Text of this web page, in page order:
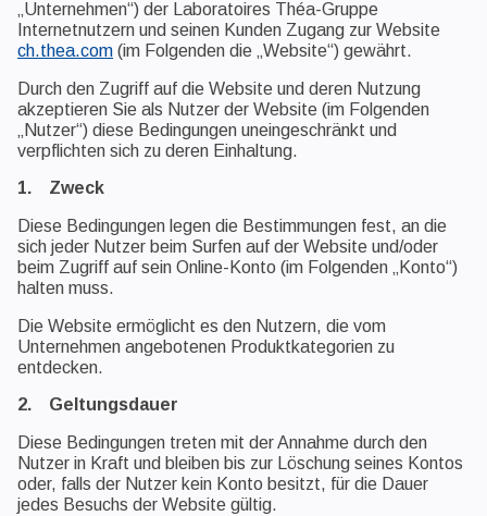
„Unternehmen“) der Laboratoires Théa-Gruppe
Internetnutzern und seinen Kunden Zugang zur Website
ch.thea.com (im Folgenden die „Website“) gewährt.
Durch den Zugriff auf die Website und deren Nutzung
akzeptieren Sie als Nutzer der Website (im Folgenden
„Nutzer“) diese Bedingungen uneingeschränkt und
verpflichten sich zu deren Einhaltung.
1. Zweck
Diese Bedingungen legen die Bestimmungen fest, an die
sich jeder Nutzer beim Surfen auf der Website und/oder
beim Zugriff auf sein Online-Konto (im Folgenden „Konto“)
halten muss.
Die Website ermöglicht es den Nutzern, die vom
Unternehmen angebotenen Produktkategorien zu
entdecken.
2. Geltungsdauer
Diese Bedingungen treten mit der Annahme durch den
Nutzer in Kraft und bleiben bis zur Löschung seines Kontos
oder, falls der Nutzer kein Konto besitzt, für die Dauer
jedes Besuchs der Website gültig.